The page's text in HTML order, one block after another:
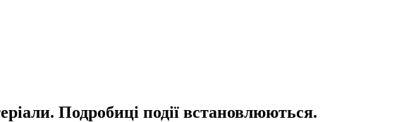
Подробиці події встановлюються.